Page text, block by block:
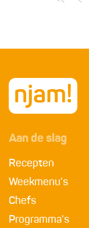
Aan de slag
Recepten
Weekmenu's
Chefs
Programma's